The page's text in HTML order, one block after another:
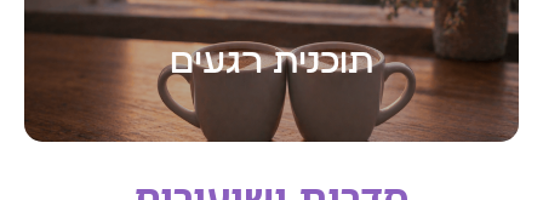
תוכנית רגעים
לפרטים